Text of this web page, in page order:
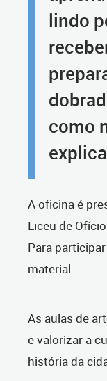
lindo
como
A oficina é
Liceu de
Para
material.
As aulas de
e valorizar a
história da